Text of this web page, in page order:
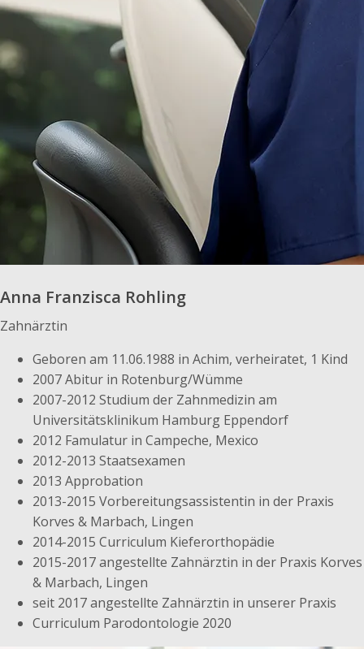
Anna Franzisca Rohling
Zahnärztin
Geboren am 11.06.1988 in Achim, verheiratet, 1 Kind
2007 Abitur in Rotenburg/Wümme
2007-2012 Studium der Zahnmedizin am
Universitätsklinikum Hamburg Eppendorf
2012 Famulatur in Campeche, Mexico
2012-2013 Staatsexamen
2013 Approbation
2013-2015 Vorbereitungsassistentin in der Praxis
Korves & Marbach, Lingen
2014-2015 Curriculum Kieferorthopädie
2015-2017 angestellte Zahnärztin in der Praxis Korves
& Marbach, Lingen
seit 2017 angestellte Zahnärztin in unserer Praxis
Curriculum Parodontologie 2020